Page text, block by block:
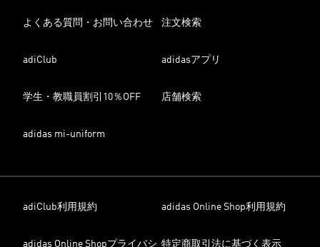
よくある質問・お問い合わせ 注文検索
adiClub adidasアプリ
学生・教職員割引10％OFF 店舗検索
adidas mi-uniform
adiClub利用規約 adidas Online Shop利用規約
adidas Online Shopプライバシ 特定商取引法に基づく表示